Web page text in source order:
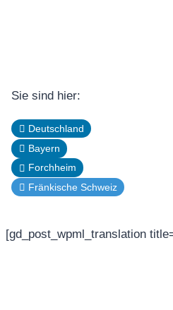
Sie sind hier:
Deutschland
Bayern
Forchheim
Fränkische Schweiz
[gd_post_wpml_translation